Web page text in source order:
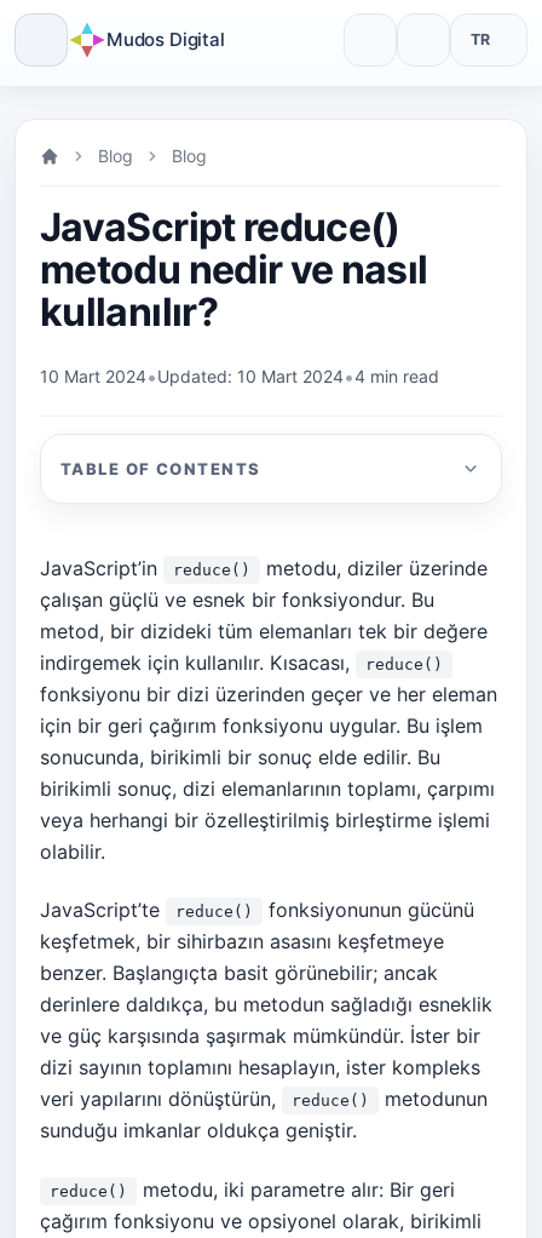
content
Mudos Digital TR
Blog Blog
JavaScript reduce()
metodu nedir ve nasıl
kullanılır?
10 Mart 2024•Updated: 10 Mart 2024•4 min read
TABLE OF CONTENTS
JavaScript’in reduce()
metodu, diziler üzerinde
çalışan güçlü ve esnek bir fonksiyondur. Bu
metod, bir dizideki tüm elemanları tek bir değere
indirgemek için kullanılır. Kısacası,
reduce()
fonksiyonu bir dizi üzerinden geçer ve her eleman
için bir geri çağırım fonksiyonu uygular. Bu işlem
sonucunda, birikimli bir sonuç elde edilir. Bu
birikimli sonuç, dizi elemanlarının toplamı, çarpımı
veya herhangi bir özelleştirilmiş birleştirme işlemi
olabilir.
JavaScript’te reduce()
fonksiyonunun gücünü
keşfetmek, bir sihirbazın asasını keşfetmeye
benzer. Başlangıçta basit görünebilir; ancak
derinlere daldıkça, bu metodun sağladığı esneklik
ve güç karşısında şaşırmak mümkündür. İster bir
dizi sayının toplamını hesaplayın, ister kompleks
veri yapılarını dönüştürün,
reduce()
metodunun
sunduğu imkanlar oldukça geniştir.
reduce()
metodu, iki parametre alır: Bir geri
çağırım fonksiyonu ve opsiyonel olarak, birikimli